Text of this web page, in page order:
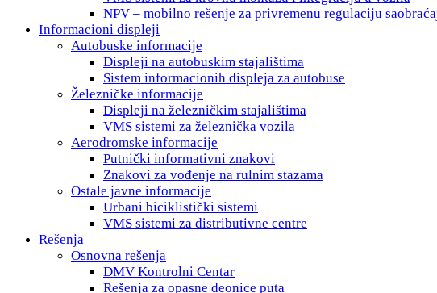
NPV – mobilno rešenje za privremenu regulaciju
Informacioni displeji
Autobuske informacije
Displeji na autobuskim stajalištima
Sistem informacionih displeja za autobuse
Železničke informacije
Displeji na železničkim stajalištima
VMS sistemi za železnička vozila
Aerodromske informacije
Putnički informativni znakovi
Znakovi za vođenje na rulnim stazama
Ostale javne informacije
Urbani biciklistički sistemi
VMS sistemi za distributivne centre
Rešenja
Osnovna rešenja
DMV Kontrolni Centar
Rešenja za opasne deonice puta